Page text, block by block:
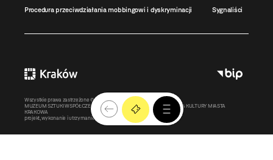
Procedura przeciwdziałania mobbingowi i dyskryminacji Sygnaliści
Wszystkie prawa zastrzeżone ©MOCAK
2011-2026
MUZEUM SZTUKI WSPÓŁCZESNEJ W KRAKOWIE MOCAK – INSTYTUCJA KULTURY MIASTA
KRAKOWA
projekt, wykonanie i utrzymanie:
Bonjour.pl